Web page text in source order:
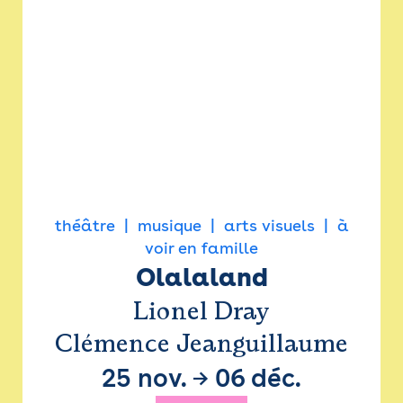
théâtre musique arts visuels
à
voir en famille
Olalaland
Lionel Dray
Clémence Jeanguillaume
25 nov. → 06 déc.